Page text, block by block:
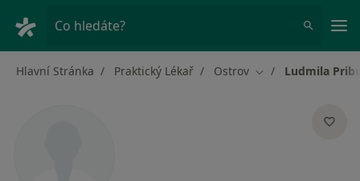
Co hledáte?
Hlavní Stránka Praktický Lékař Ostrov Změna města
Ludmila